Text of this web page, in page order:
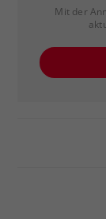
Mit der